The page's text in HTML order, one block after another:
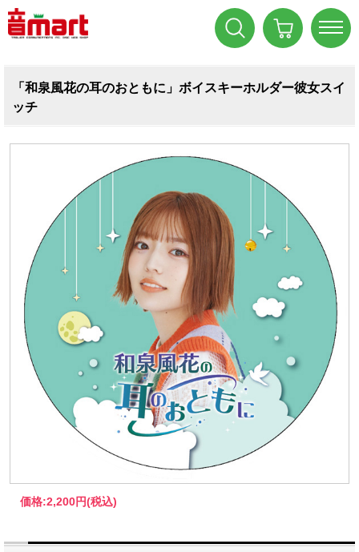
「和泉風花の耳のおともに」ボイスキーホルダー彼女スイ
ッチ
価格:2,200円(税込)